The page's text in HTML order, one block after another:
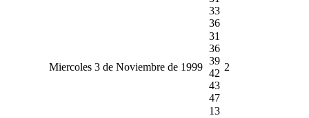
33
36
Miercoles 3 de Noviembre de 1999
31
36
39
42
43
47
2
13